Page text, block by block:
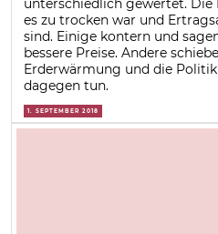
unterschiedlich gewertet. Die
es zu trocken war und
sind. Einige kontern und
bessere Preise. Andere
Erderwärmung und die
dagegen tun.
1. SEPTEMBER 2018